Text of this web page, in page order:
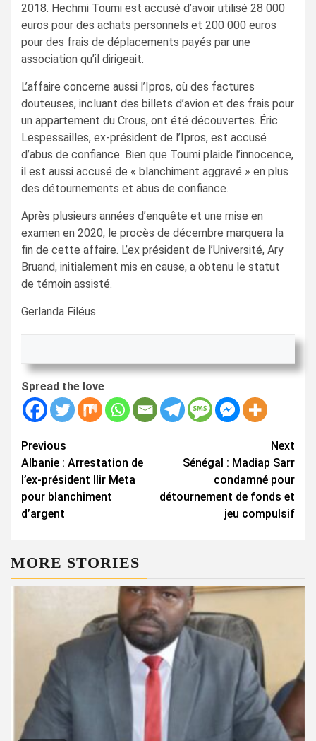
2018. Hechmi Toumi est accusé d’avoir utilisé 28 000
euros pour des achats personnels et 200 000 euros
pour des frais de déplacements payés par une
association qu’il dirigeait.
L’affaire concerne aussi l’Ipros, où des factures
douteuses, incluant des billets d’avion et des frais pour
un appartement du Crous, ont été découvertes. Éric
Lespessailles, ex-président de l’Ipros, est accusé
d’abus de confiance. Bien que Toumi plaide l’innocence,
il est aussi accusé de « blanchiment aggravé » en plus
des détournements et abus de confiance.
Après plusieurs années d’enquête et une mise en
examen en 2020, le procès de décembre marquera la
fin de cette affaire. L’ex président de l’Université, Ary
Bruand, initialement mis en cause, a obtenu le statut
de témoin assisté.
Gerlanda Filéus
Spread the love
Continue
Reading
Previous
Albanie : Arrestation de
l’ex-président Ilir Meta
pour blanchiment
d’argent
Next
Sénégal : Madiap Sarr
condamné pour
détournement de fonds et
jeu compulsif
MORE STORIES